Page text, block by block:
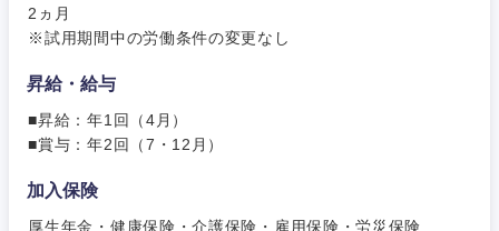
2ヵ月
※試用期間中の労働条件の変更なし
昇給・給与
■昇給：年1回（4月）
■賞与：年2回（7・12月）
加入保険
厚生年金・健康保険・介護保険・雇用保険・労災保険